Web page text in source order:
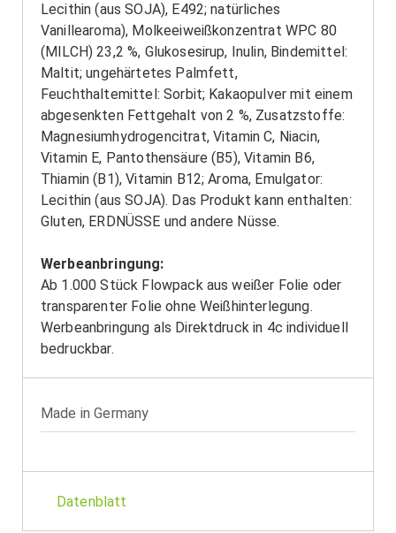
Lecithin (aus SOJA), E492; natürliches
Vanillearoma), Molkeeiweißkonzentrat WPC 80
(MILCH) 23,2 %, Glukosesirup, Inulin, Bindemittel:
Maltit; ungehärtetes Palmfett,
Feuchthaltemittel: Sorbit; Kakaopulver mit einem
abgesenkten Fettgehalt von 2 %, Zusatzstoffe:
Magnesiumhydrogencitrat, Vitamin C, Niacin,
Vitamin E, Pantothensäure (B5), Vitamin B6,
Thiamin (B1), Vitamin B12; Aroma, Emulgator:
Lecithin (aus SOJA). Das Produkt kann enthalten:
Gluten, ERDNÜSSE und andere Nüsse.
Werbeanbringung:
Ab 1.000 Stück Flowpack aus weißer Folie oder
transparenter Folie ohne Weißhinterlegung.
Werbeanbringung als Direktdruck in 4c individuell
bedruckbar.
Made in Germany
Datenblatt